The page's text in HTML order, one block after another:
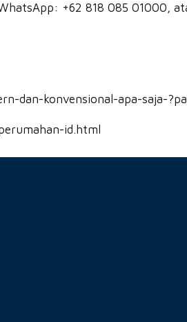
+62 818 085 01000,
dan-konvensional-apa-saja-
id.html